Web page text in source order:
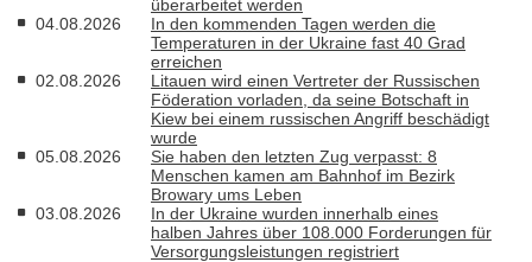
überarbeitet werden
04.08.2026
In den kommenden Tagen werden die
Temperaturen in der Ukraine fast 40 Grad
erreichen
02.08.2026
Litauen wird einen Vertreter der Russischen
Föderation vorladen, da seine Botschaft in
Kiew bei einem russischen Angriff beschädigt
wurde
05.08.2026
Sie haben den letzten Zug verpasst: 8
Menschen kamen am Bahnhof im Bezirk
Browary ums Leben
03.08.2026
In der Ukraine wurden innerhalb eines
halben Jahres über 108.000 Forderungen für
Versorgungsleistungen registriert